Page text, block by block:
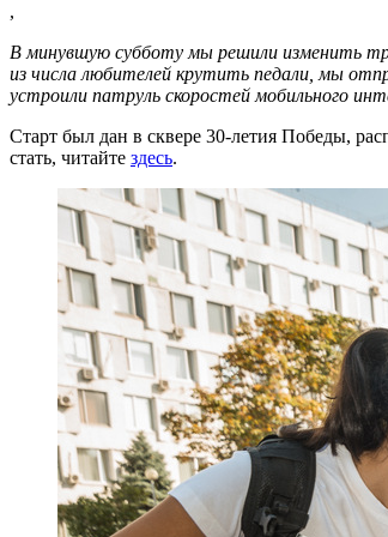
,
В минувшую субботу мы решили изменить
из числа любителей крутить педали, мы
устроили патруль скоростей мобильного
Старт был дан в сквере 30-летия Победы,
стать, читайте здесь.